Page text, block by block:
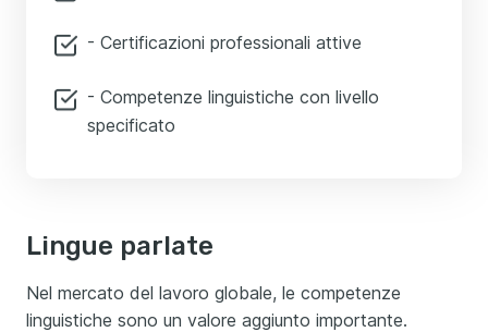
- Certificazioni professionali attive
- Competenze linguistiche con livello
specificato
Lingue parlate
Nel mercato del lavoro globale, le competenze
linguistiche sono un valore aggiunto importante.